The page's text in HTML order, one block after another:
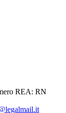
REA: RN